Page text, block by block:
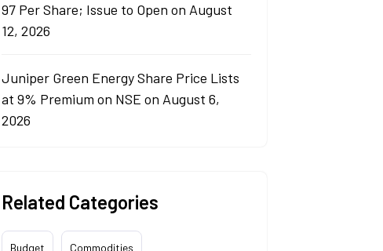
97 Per Share; Issue to Open on August
12, 2026
Juniper Green Energy Share Price Lists
at 9% Premium on NSE on August 6,
2026
Related Categories
Budget Commodities